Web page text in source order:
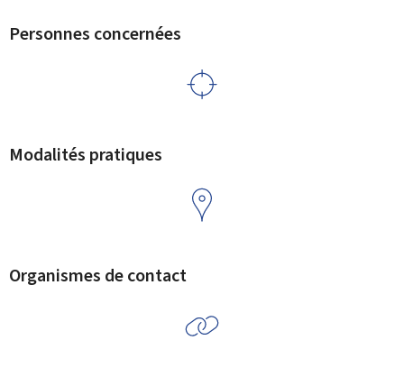
Personnes concernées
Modalités pratiques
Organismes de contact